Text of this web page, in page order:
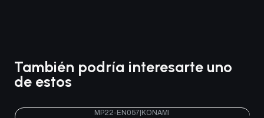
También podría interesarte uno
de estos
MP22-EN057 KONAMI